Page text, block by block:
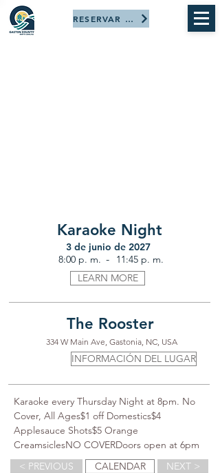
RESERVAR AHORA
Karaoke Night
3 de junio de 2027
8:00 p. m. -
11:45 p. m.
LEARN MORE
The Rooster
334 W Main Ave, Gastonia, NC, USA
INFORMACIÓN DEL LUGAR
Karaoke every Thursday Night at 8pm. No
Cover, All Ages$1 off Domestics$4
Applesauce Shots$5 Orange
CreamsiclesNO COVERDoors open at 6pm
< PREVIOUS
CALENDAR NEXT >